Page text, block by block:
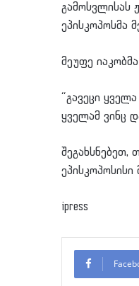
გამოსვლისას
ეპისკოპოსმა
მეუფე
“გავეცი
ყველამ ვინც
ეპისკოპოსისი
ipress